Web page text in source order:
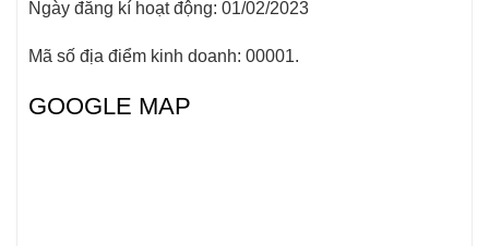
Ngày đăng kí hoạt động: 01/02/2023
Mã số địa điểm kinh doanh: 00001.
GOOGLE MAP